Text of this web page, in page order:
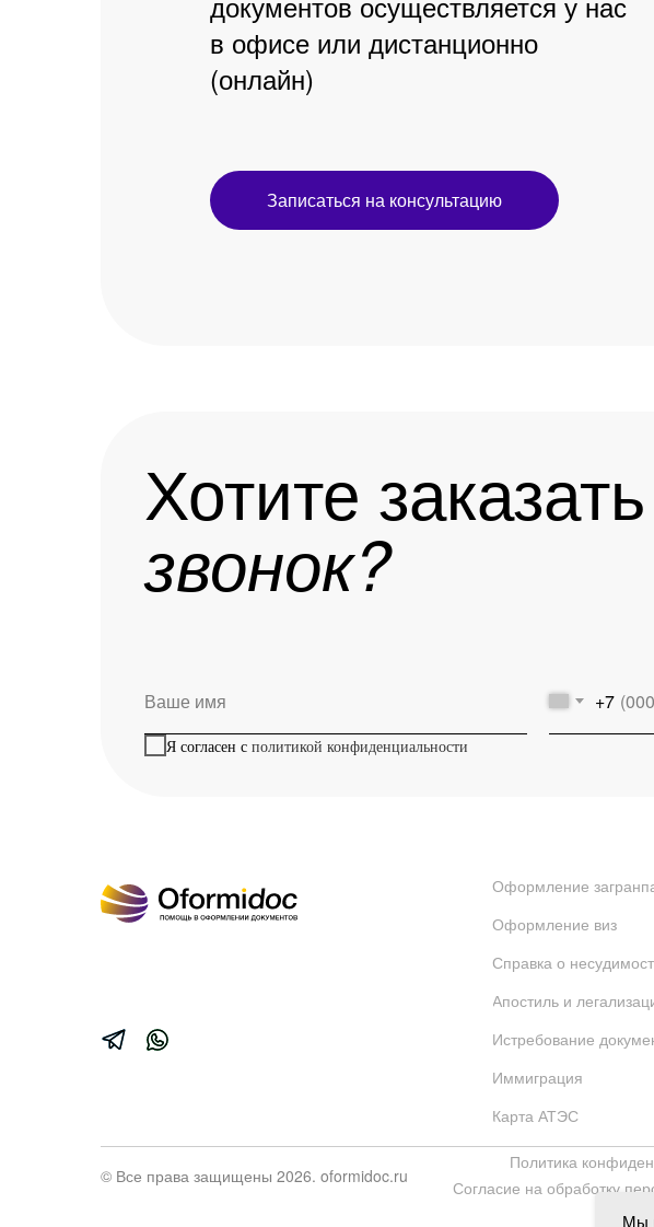
в офисе или дистанционно
(онлайн)
Записаться на консультацию
Хотите заказать
звонок?
+7
Я согласен с политикой конфиденциальности
Мы
© Все права защищены 2026. oformidoc.ru
Оформление
Оформление виз
Справка о
Апостиль и
Иммиграция
Согласие на обработку
Политика
Карта АТЭС
Истребование